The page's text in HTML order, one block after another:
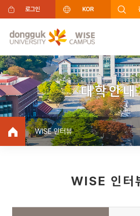
주메뉴 바로가기
푸터 바로가기
로그인 KOR
대학안내
WISE 인터뷰
WISE 인터